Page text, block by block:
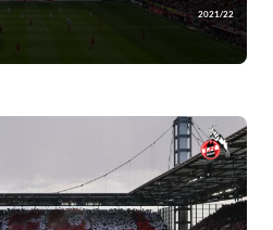
2021/22